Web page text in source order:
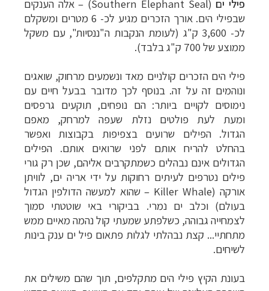
פילי ים (
Southern Elephant Seal
)
–אלה הענקים
שבפילי הים. אורך הזכרים מגיע לכ- 6 מטרים ומשקלם
לכ- 3,600 ק"ג (לעומת הנקבות ה"ננסיות", עם משקל
ממוצע של 700 ק"ג בלבד).
פילי הים הזכרים קולניים מאד ונשמעים מרחוק, שואגים
ונוהמים זה על זה. בנוסף לכך מדובר בבעל חיים עם
נימוסים לקויים ביותר: הם נופחים, תוקעים גרפסים
ומעת לעת פולטים נזלת שעפה למרחק, מאפם
הגדול.הפילים שרועים בצפיפות בקבוצות ואפשר
בהחלט להריח אותם לפני שרואים אותם. הפילים
הגדולים אינם נבהלים כשמתקרבים אליהם, שכן רק גורי
פילים נטרפים לעיתים רחוקות על ידי אריה ים, לוויתן
אורקה (Killer Whale – שהוא למעשה הדולפין הגדול
בעולם) וכלב ים נמרי. בביקורי באי שוטטתי סמוך
לצמחייה גבוהה, כשלפתע שמעתי קול נהמה מאיים ממש
מתחתיי... קצת נבהלתי לגלות פתאום פיל ים ענק בינות
לשיחים.
בעונת הקיץ פילי הים מתקלפים, תוך שהם משילים את
»
הפלגות לארצות הקוטב הצפוני לחצו לקבלת כל
האפשרויות »
קרוזים והפלגות נופש